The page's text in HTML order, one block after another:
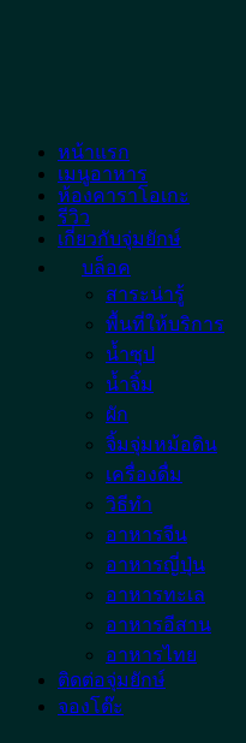
หน้าแรก
เมนูอาหาร
ห้องคาราโอเกะ
รีวิว
เกี่ยวกับจุ่มยักษ์
บล็อค
สาระน่ารู้
พื้นที่ให้บริการ
น้ำซุป
น้ำจิ้ม
ผัก
จิ้มจุ่มหม้อดิน
เครื่องดื่ม
วิธีทำ
อาหารจีน
อาหารญี่ปุ่น
อาหารทะเล
อาหารอีสาน
อาหารไทย
ติดต่อจุ่มยักษ์
จองโต๊ะ